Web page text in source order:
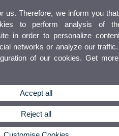
us. Therefore, we inform you
to perform analysis of
in order to personalize
networks or analyze our
of our cookies. Get
Accept all
Reject all